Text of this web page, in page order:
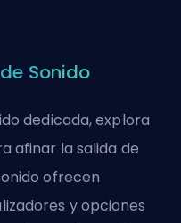
Sonido
dedicada, explora
afinar la salida de
ofrecen
y opciones